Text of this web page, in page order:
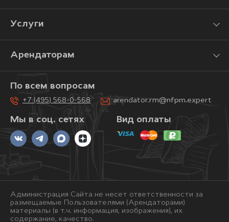
Услуги
Арендаторам
Мы в соц. сетях
По всем вопросам
+7 (495) 568-0-568 arendator.rm@nfpm.expert
Вид оплаты
Администрация Сайта не несет ответственности за
размещаемые Пользователями (Арендаторами)
материалы (в т.ч. информация, изображения), их
содержание, качество.